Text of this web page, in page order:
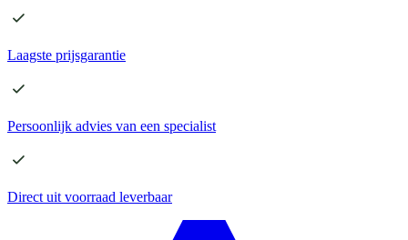
Laagste prijsgarantie
Persoonlijk advies van een specialist
Direct uit voorraad leverbaar